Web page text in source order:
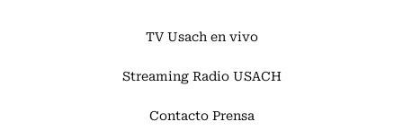
TV Usach en vivo
Streaming Radio USACH
Contacto Prensa